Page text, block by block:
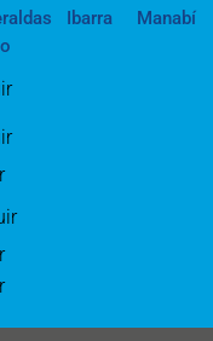
Ibarra
Manabí